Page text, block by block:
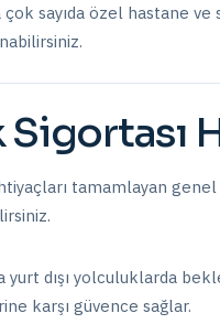
çok sayıda özel hastane ve
Sigortası
tamamlayan genel
yurt dışı yolculuklarda
karşı güvence sağlar.